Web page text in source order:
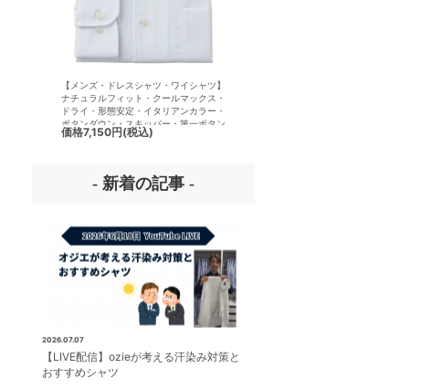
【メンズ・ドレスシャツ・ワイシャツ】
ナチュラルフィット・クールマックス・
ドライ・形態安定・イタリアンカラー・
ボタンダウン・スキッパー・第一ボタン
無し
価格7,150円(税込)
- 新着の記事 -
2026.07.07
【LIVE配信】ozieが考える汗染み対策と
おすすめシャツ